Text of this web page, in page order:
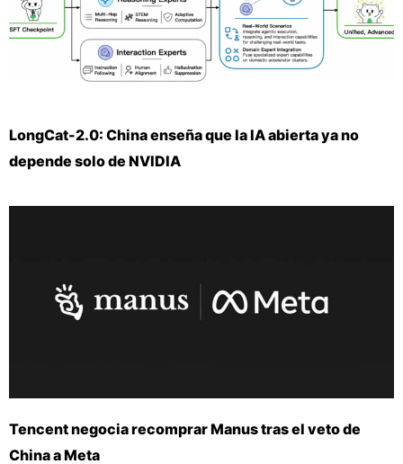
LongCat-2.0: China enseña que la IA abierta ya no
depende solo de NVIDIA
Tencent negocia recomprar Manus tras el veto de
China a Meta